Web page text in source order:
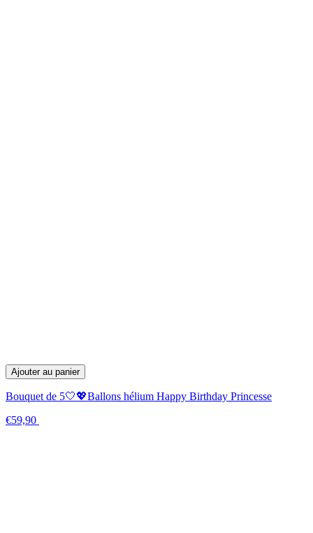
Ajouter au panier
Bouquet de 5🤍💖Ballons hélium Happy Birthday Princesse
€59,90